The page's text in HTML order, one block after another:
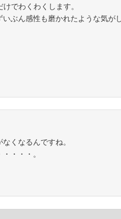
でわくわくします。
ぶん感性も磨かれたような気が
くなるんですね。
・・・。